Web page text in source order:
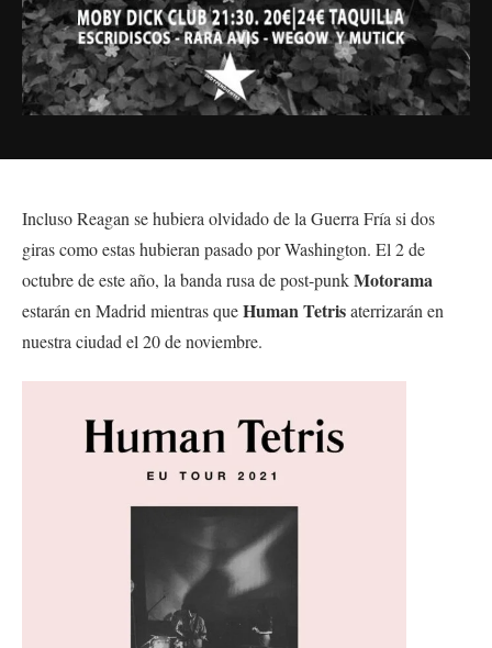
Incluso Reagan se hubiera olvidado de la Guerra Fría si dos
giras como estas hubieran pasado por Washington. El 2 de
octubre de este año, la banda rusa de post-punkMotorama
estarán en Madrid mientras queHuman Tetrisaterrizarán en
nuestra ciudad el 20 de noviembre.